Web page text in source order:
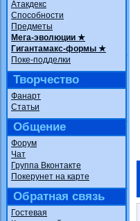
Атакдекс
Способности
Предметы
Мега-эволюции ★
Гигантамакс-формы ★
Поке-подделки
Творчество
Фанарт
Статьи
Общение
Форум
Чат
Группа Вконтакте
Покерунет на карте
Обратная связь
Гостевая